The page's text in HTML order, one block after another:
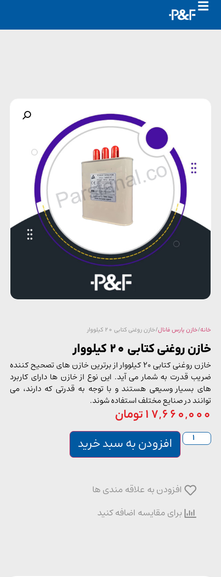
خازن پارس فانال/ خازن روغنی کتابی 20 کیلووار
روغنی کتابی 20 کیلووار
خازن روغنی کتابی 20 کیلووار از برترین خازن ‌های تصحیح کننده
قدرت به شمار می ‌آید. این نوع از خازن ‌ها دارای کاربرد
بسیار وسیعی هستند و با توجه به قدرتی که دارند، می
در صنایع مختلف استفاده شوند.
تومان
افزودن به سبد خرید
افزودن به علاقه مندی ها
برای مقایسه اضافه کنید